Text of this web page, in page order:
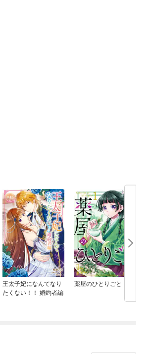
王太子妃になんてなり
たくない！！ 婚約者編
薬屋のひとりごと